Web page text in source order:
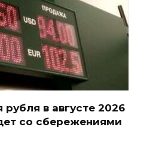
рубля в августе 2026
со сбережениями